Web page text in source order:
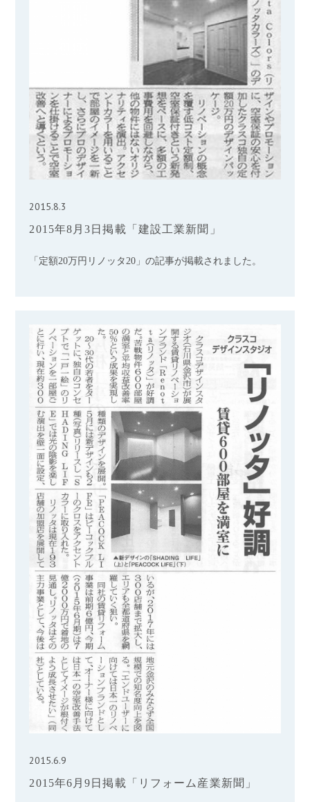
2015.8.3
2015年8月3日掲載「建設工業新聞」
「定額20万円リノッタ20」の記事が掲載されました。
2015.6.9
2015年6月9日掲載「リフォーム産業新聞」